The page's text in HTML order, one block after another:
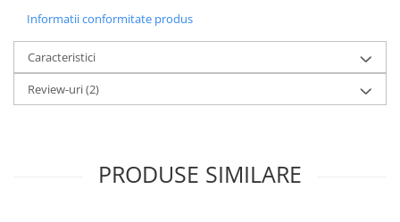
Informatii conformitate produs
Caracteristici
Review-uri(2)
PRODUSE SIMILARE